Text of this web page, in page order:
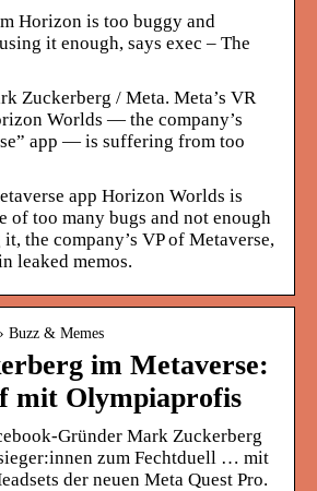
Horizon is too buggy and
it enough, says exec – The
Zuckerberg / Meta. Meta’s VR
Worlds — the company’s
app — is suffering from too
app Horizon Worlds is
of too many bugs and not enough
the company’s VP of Metaverse,
leaked memos.
Buzz & Memes
im Metaverse:
mit Olympiaprofis
Gründer Mark Zuckerberg
zum Fechtduell … mit
der neuen Meta Quest Pro.